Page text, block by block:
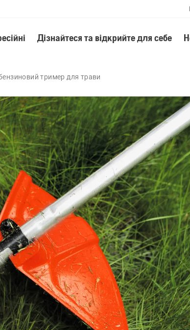
Дізнайтеся та відкрийте для себе
тример для трави